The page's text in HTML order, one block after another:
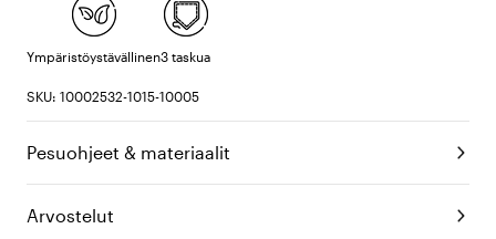
Ympäristöystävällinen3 taskua
SKU: 10002532-1015-10005
Pesuohjeet & materiaalit
Arvostelut